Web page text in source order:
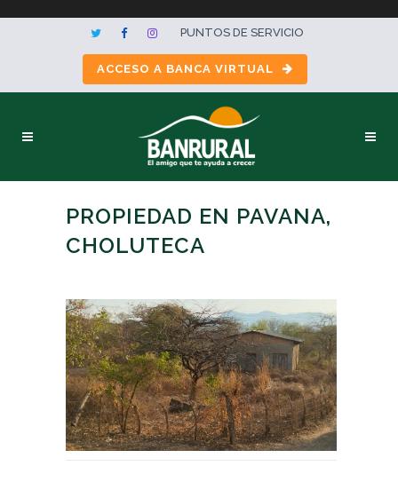
PUNTOS DE SERVICIO
ACCESO A BANCA VIRTUAL
PROPIEDAD EN PAVANA,
CHOLUTECA